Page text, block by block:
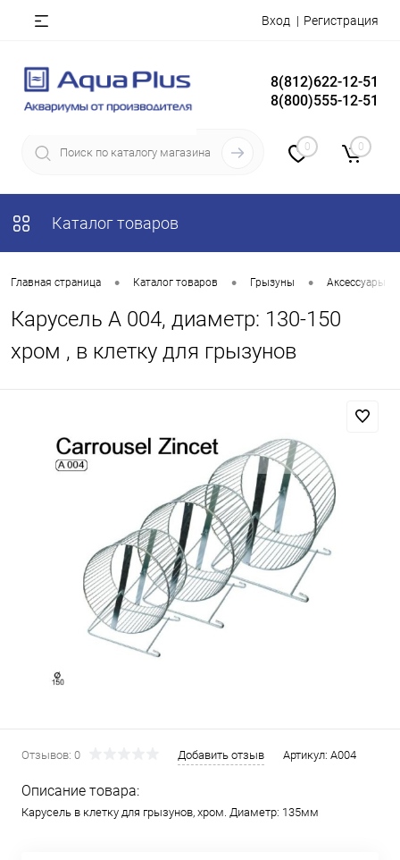
Вход Регистрация
8(812)622-12-51
8(800)555-12-51
0 0
Каталог товаров
Главная страница • Каталог товаров • Грызуны • Аксессуары
Карусель А 004, диаметр: 130-150
хром , в клетку для грызунов
Отзывов: 0 Добавить отзыв Артикул: А004
Описание товара:
Карусель в клетку для грызунов, хром. Диаметр: 135мм